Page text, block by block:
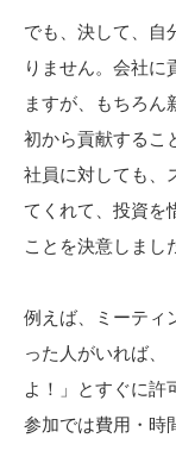
でも、決して、自
りません。会社に
ますが、もちろん
初から貢献するこ
社員に対しても、
てくれて、投資を
ことを決意しまし
例えば、ミーティ
った人がいれば、
よ！」とすぐに許
参加では費用・時